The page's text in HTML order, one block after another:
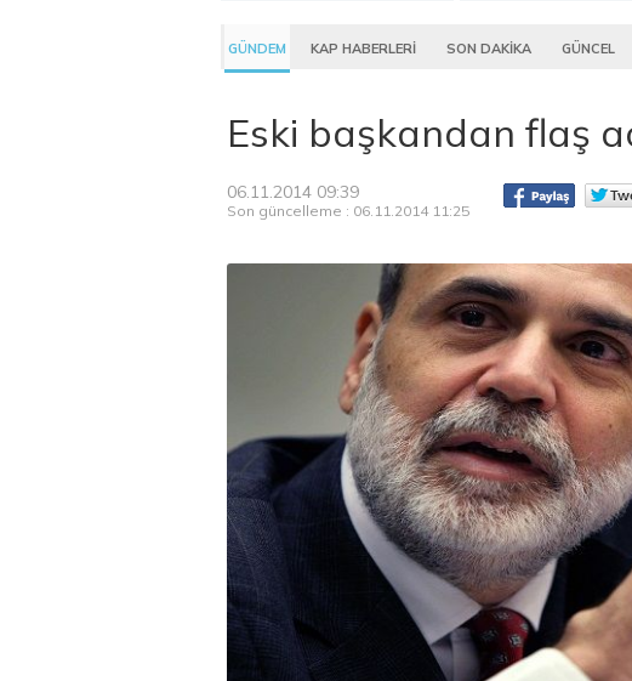
GÜNDEM KAP HABERLERİ SON DAKİKA GÜNCEL
Eski başkandan flaş
06.11.2014 09:39
Son güncelleme : 06.11.2014 11:25